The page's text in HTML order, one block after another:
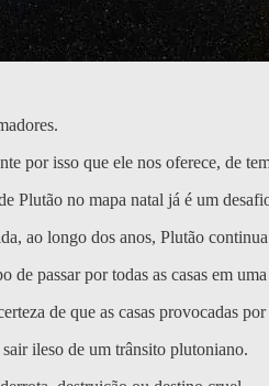
por isso que ele nos oferece, de
Plutão no mapa natal já é um
ao longo dos anos, Plutão
de passar por todas as casas em
de que as casas provocadas
ileso de um trânsito plutoniano.